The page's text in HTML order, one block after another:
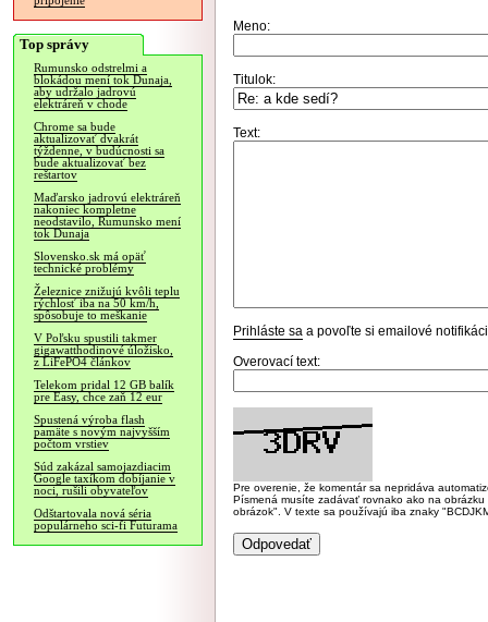
Top správy
Rumunsko odstrelmi a
blokádou mení tok Dunaja,
aby udržalo jadrovú
elektráreň v chode
Chrome sa bude
aktualizovať dvakrát
týždenne, v budúcnosti sa
bude aktualizovať bez
reštartov
Maďarsko jadrovú elektráreň
nakoniec kompletne
neodstavilo, Rumunsko mení
tok Dunaja
Slovensko.sk má opäť
technické problémy
Železnice znižujú kvôli teplu
rýchlosť iba na 50 km/h,
spôsobuje to meškanie
V Poľsku spustili takmer
gigawatthodinové úložisko,
z LiFePO4 článkov
Telekom pridal 12 GB balík
pre Easy, chce zaň 12 eur
Spustená výroba flash
pamäte s novým najvyšším
počtom vrstiev
Súd zakázal samojazdiacim
Google taxíkom dobíjanie v
noci, rušili obyvateľov
Odštartovala nová séria
populárneho sci-fi Futurama
Meno:
Titulok:
Text:
Prihláste sa a povoľte si emailové
Overovací text:
Pre overenie, že komentár sa nepridáva
Písmená musíte zadávať rovnako ako na
obrázok". V texte sa používajú iba znaky